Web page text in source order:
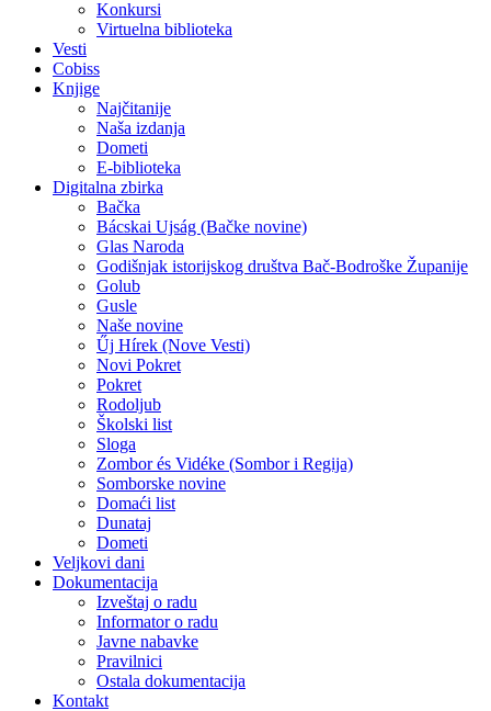
Konkursi
Virtuelna biblioteka
Vesti
Cobiss
Knjige
Najčitanije
Naša izdanja
Dometi
E-biblioteka
Digitalna zbirka
Bačka
Bácskai Ujság (Bačke novine)
Glas Naroda
Godišnjak istorijskog društva Bač-Bodroške Županije
Golub
Gusle
Naše novine
Űj Hírek (Nove Vesti)
Novi Pokret
Pokret
Rodoljub
Školski list
Sloga
Zombor és Vidéke (Sombor i Regija)
Somborske novine
Domaći list
Dunataj
Dometi
Veljkovi dani
Dokumentacija
Izveštaj o radu
Informator o radu
Javne nabavke
Pravilnici
Ostala dokumentacija
Kontakt